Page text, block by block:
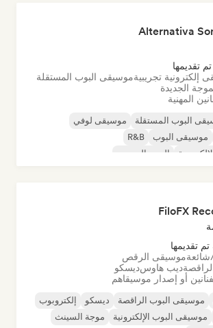
Alternativa
إلكترونية تجريبيةموسيقى البوب المستقلة
الجديدة
المهنية
البوب المستقلة
موسيقى لوفي
موسيقى البوب
R&B
البوب الحضري
FiloFX
موسيقى الرقص
ديب هاوسديسكو
أو إصدار موسيقاهم
موسيقى البوب الراقصة ديسكو
إلكتروبوب
موسيقى البوب الإلكترونية موجة السينث